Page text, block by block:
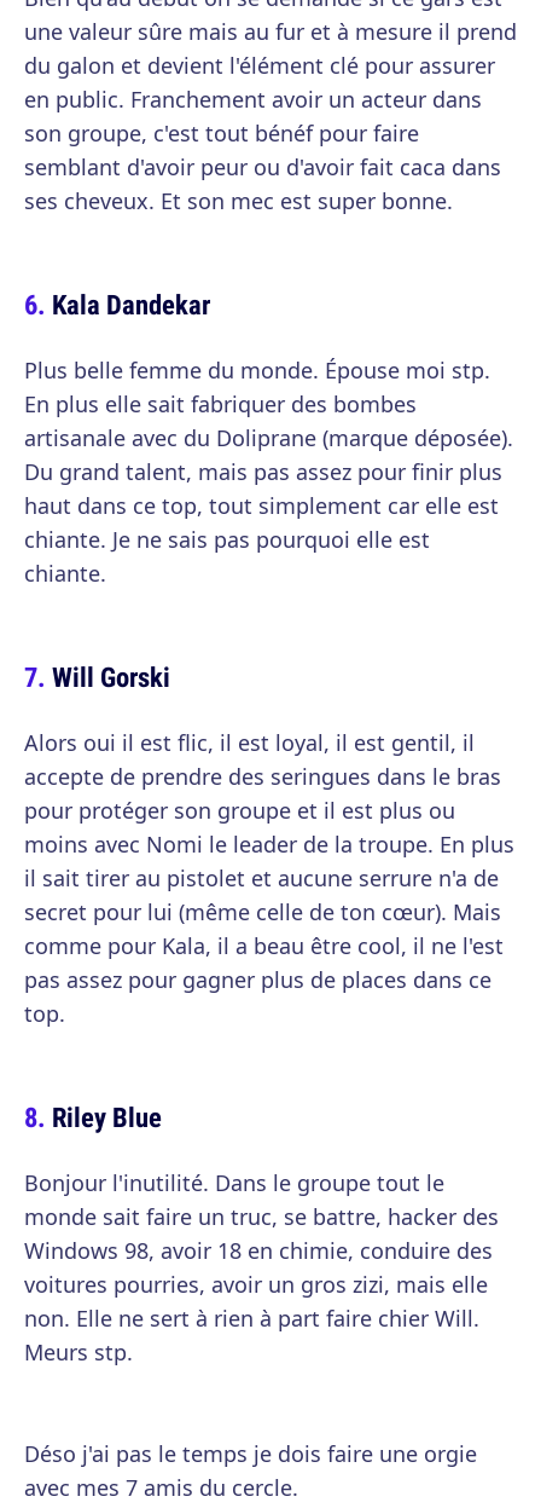
une valeur sûre mais au fur et à mesure il prend
du galon et devient l'élément clé pour assurer
en public. Franchement avoir un acteur dans
son groupe, c'est tout bénéf pour faire
semblant d'avoir peur ou d'avoir fait caca dans
ses cheveux. Et son mec est super bonne.
Kala Dandekar
Plus belle femme du monde. Épouse moi stp.
En plus elle sait fabriquer des bombes
artisanale avec du Doliprane (marque déposée).
Du grand talent, mais pas assez pour finir plus
haut dans ce top, tout simplement car elle est
chiante. Je ne sais pas pourquoi elle est
chiante.
Will Gorski
Alors oui il est flic, il est loyal, il est gentil, il
accepte de prendre des seringues dans le bras
pour protéger son groupe et il est plus ou
moins avec Nomi le leader de la troupe. En plus
il sait tirer au pistolet et aucune serrure n'a de
secret pour lui (même celle de ton cœur). Mais
comme pour Kala, il a beau être cool, il ne l'est
pas assez pour gagner plus de places dans ce
top.
Riley Blue
Bonjour l'inutilité. Dans le groupe tout le
monde sait faire un truc, se battre, hacker des
Windows 98, avoir 18 en chimie, conduire des
voitures pourries, avoir un gros zizi, mais elle
non. Elle ne sert à rien à part faire chier Will.
Meurs stp.
Déso j'ai pas le temps je dois faire une orgie
avec mes 7 amis du cercle.